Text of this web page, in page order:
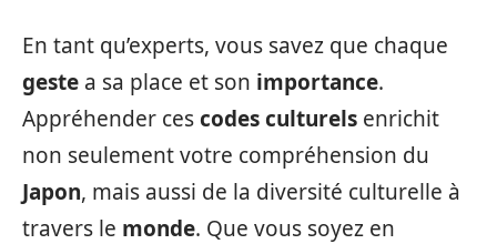
En tant qu’experts, vous savez que chaque
geste a sa place et son importance.
Appréhender cescodes culturels enrichit
non seulement votre compréhension du
Japon, mais aussi de la diversité culturelle à
travers le monde. Que vous soyez en